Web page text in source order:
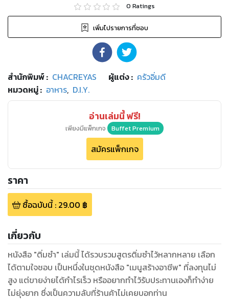
0 Ratings
เพิ่มไปรายการที่ชอบ
สำนักพิมพ์: CHACREYAS ผู้แต่ง : ครัวอิ่มดี
หมวดหมู่: อาหาร, D.I.Y.
อ่านเล่มนี้ ฟรี!
เพียงมีแพ็กเกจ Buffet Premium
สมัครแพ็กเกจ
ราคา
ซื้อฉบับนี้: 29.00 ฿
เกี่ยวกับ
หนังสือ "ติ่มซำ" เล่มนี้ ได้รวบรวมสูตรติ่มซำไว้หลากหลาย เลือก
ได้ตามใจชอบ เป็นหนึ่งในชุดหนังสือ "เมนูสร้างอาชีพ" ที่ลงทุนไม่
สูง แต่ขายง่ายได้กำไรเร็ว หรืออยากทำไว้รับประทานเองก็ทำง่าย
ไม่ยุ่งยาก ซึ่งเป็นความลับที่ร้านค้าไม่เคยบอกท่าน